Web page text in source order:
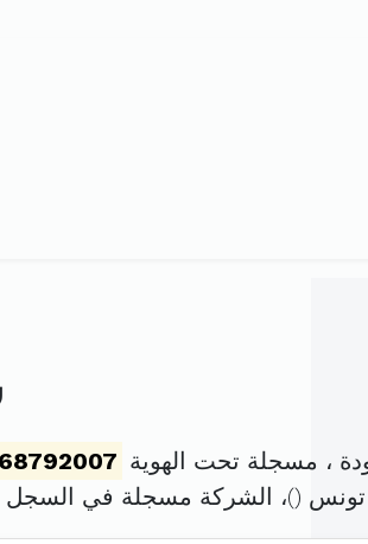
، مسجلة تحت الهوية
)، الشركة مسجلة في